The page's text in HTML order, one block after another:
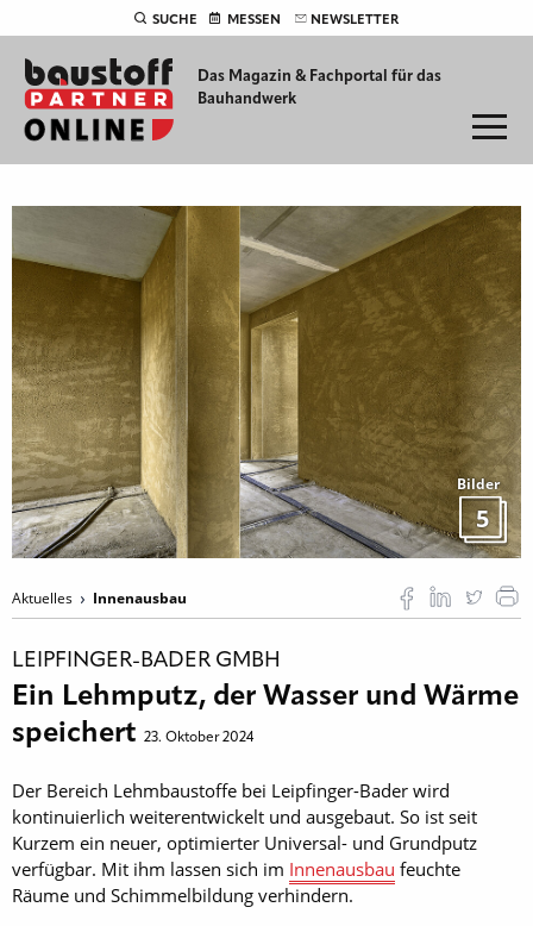
SUCHE MESSEN NEWSLETTER
Das Magazin & Fachportal für das
Bauhandwerk
Bilder
5
Aktuelles Innenausbau
LEIPFINGER-BADER GMBH
Ein Lehmputz, der Wasser und Wärme
speichert 23. Oktober 2024
Der Bereich Lehmbaustoffe bei Leipfinger-Bader wird
kontinuierlich weiterentwickelt und ausgebaut. So ist seit
Kurzem ein neuer, optimierter Universal- und Grundputz
verfügbar. Mit ihm lassen sich im Innenausbau feuchte
Räume und Schimmelbildung verhindern.